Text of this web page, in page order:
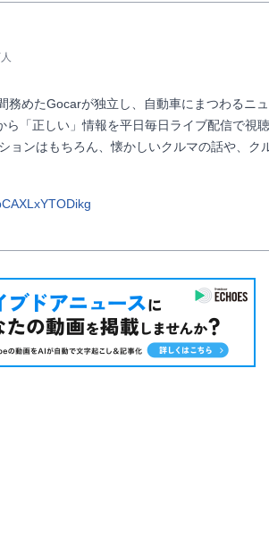
務めたGocarが独立し、自動車にまつわるニ
「正しい」情報を平日毎日ライブ配信で視
ョンはもちろん、懐かしいクルマの話や、ク